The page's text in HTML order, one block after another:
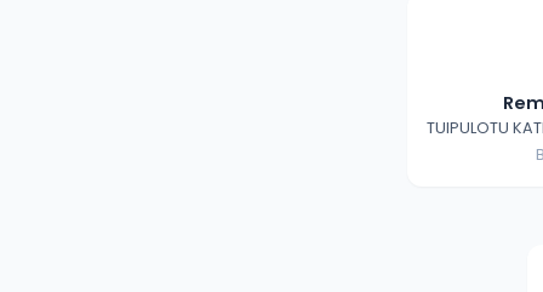
TUIPULOTU